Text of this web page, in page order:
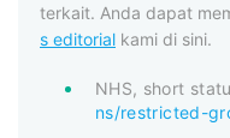
terkait. Anda dapat
s editorial kami di sini.
NHS, short
ns/restricted-